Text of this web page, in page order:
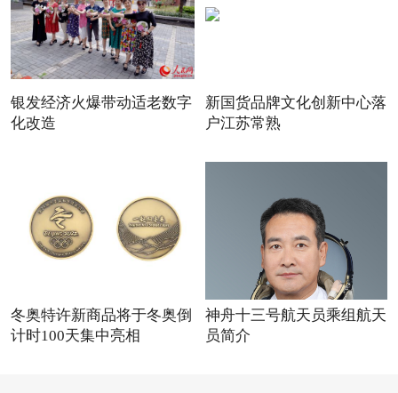
银发经济火爆带动适老数字
化改造
新国货品牌文化创新中心落
户江苏常熟
冬奥特许新商品将于冬奥倒
计时100天集中亮相
神舟十三号航天员乘组航天
员简介